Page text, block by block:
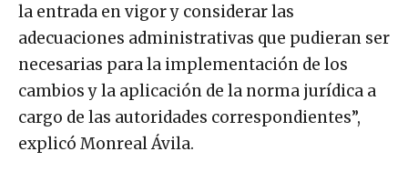
la entrada en vigor y considerar las
adecuaciones administrativas que pudieran ser
necesarias para la implementación de los
cambios y la aplicación de la norma jurídica a
cargo de las autoridades correspondientes”,
explicó Monreal Ávila.